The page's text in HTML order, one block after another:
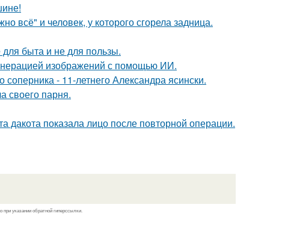
всё" и человек, у которого сгорела задница.
для быта и не для пользы.
изображений с помощью ИИ.
- 11-летнего Александра ясински.
своего парня.
показала лицо после повторной операции.
при указании обратной гиперссылки.